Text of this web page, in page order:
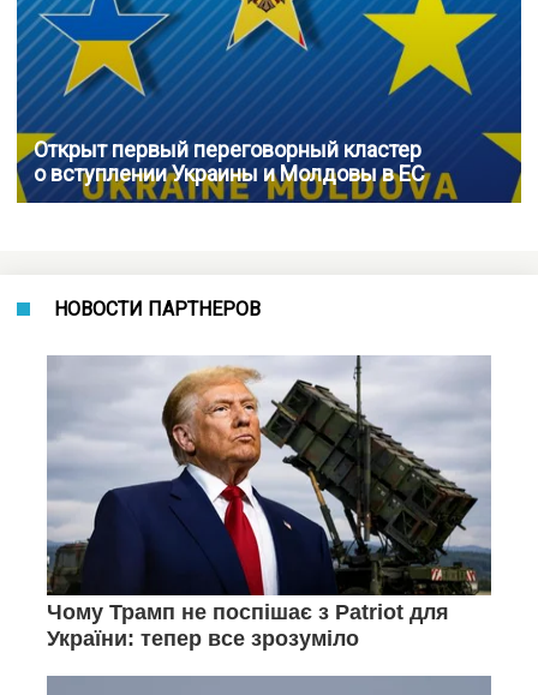
Открыт первый переговорный кластер
о вступлении Украины и Молдовы в ЕС
НОВОСТИ ПАРТНЕРОВ